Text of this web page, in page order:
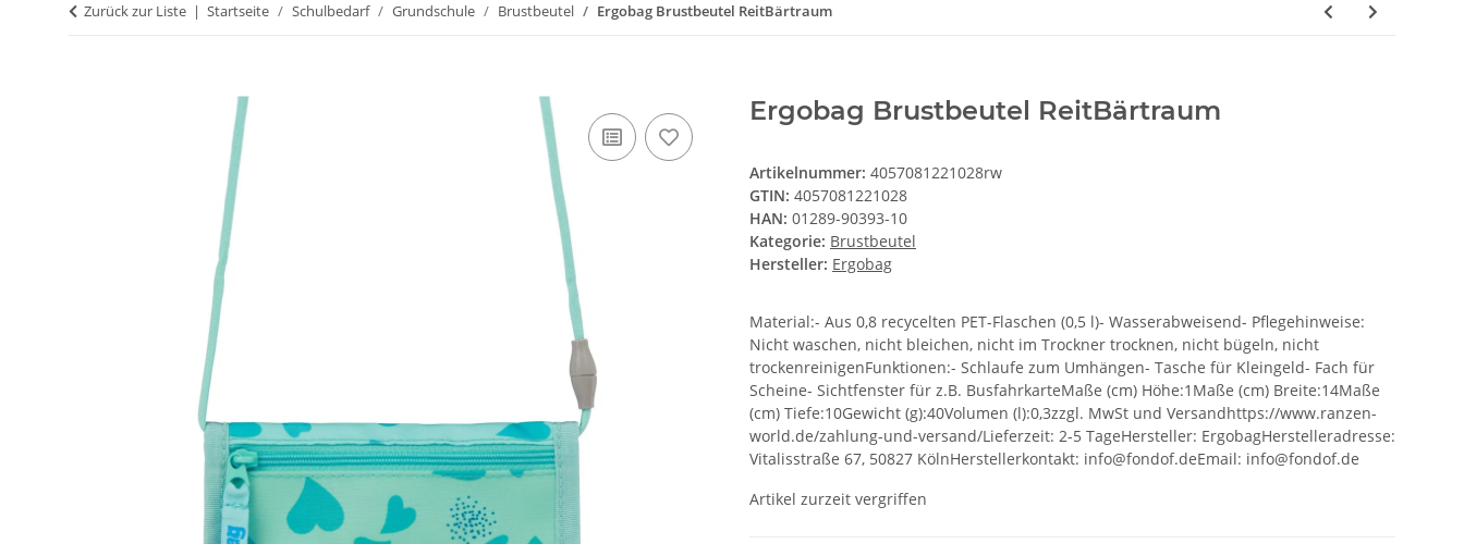
Zurück zur Liste Startseite Schulbedarf Grundschule Brustbeutel Ergobag Brustbeutel ReitBärtraum
Ergobag Brustbeutel ReitBärtraum
Artikelnummer: 4057081221028rw
GTIN: 4057081221028
HAN: 01289-90393-10
Kategorie: Brustbeutel
Hersteller: Ergobag
Material:- Aus 0,8 recycelten PET-Flaschen (0,5 l)- Wasserabweisend- Pflegehinweise:
Nicht waschen, nicht bleichen, nicht im Trockner trocknen, nicht bügeln, nicht
trockenreinigenFunktionen:- Schlaufe zum Umhängen- Tasche für Kleingeld- Fach für
Scheine- Sichtfenster für z.B. BusfahrkarteMaße (cm) Höhe:1Maße (cm) Breite:14Maße
(cm) Tiefe:10Gewicht (g):40Volumen (l):0,3zzgl. MwSt und Versandhttps://www.ranzen-
world.de/zahlung-und-versand/Lieferzeit: 2-5 TageHersteller: ErgobagHerstelleradresse:
Vitalisstraße 67, 50827 KölnHerstellerkontakt: info@fondof.deEmail: info@fondof.de
Artikel zurzeit vergriffen